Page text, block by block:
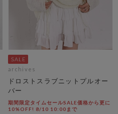
archives
ドロストスラブニットプルオー
バー
期間限定タイムセールSALE価格から更に
10%OFF! 8/10 10:00まで